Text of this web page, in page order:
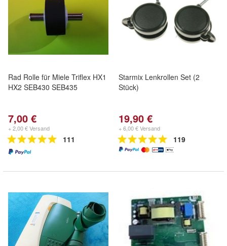
Rad Rolle für Miele Triflex HX1
HX2 SEB430 SEB435
7,00 €
+ 2,00 € Versand
111
Starmix Lenkrollen Set (2
Stück)
19,90 €
+ 6,00 € Versand
119